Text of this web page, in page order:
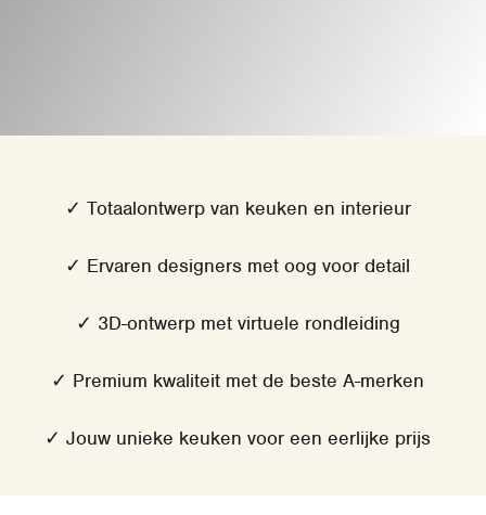
✓ Totaalontwerp van keuken en interieur
✓ Ervaren designers met oog voor detail
✓ 3D-ontwerp met virtuele rondleiding
✓ Premium kwaliteit met de beste A-merken
✓ Jouw unieke keuken voor een eerlijke prijs